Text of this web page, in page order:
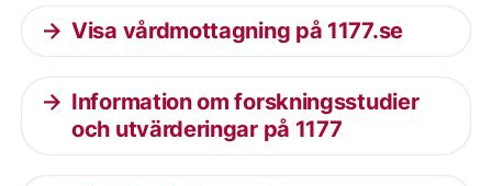
Visa vårdmottagning på 1177.se
Information om forskningsstudier
och utvärderingar på 1177